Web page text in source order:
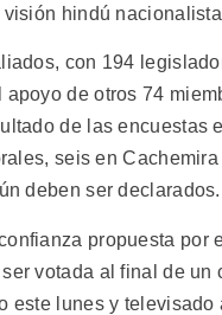
hindú
con 194
apoyo de otros 74
de las encuestas
seis en Cachemira
deben ser declarados.
propuesta por
votada al final de un
este lunes y televisado